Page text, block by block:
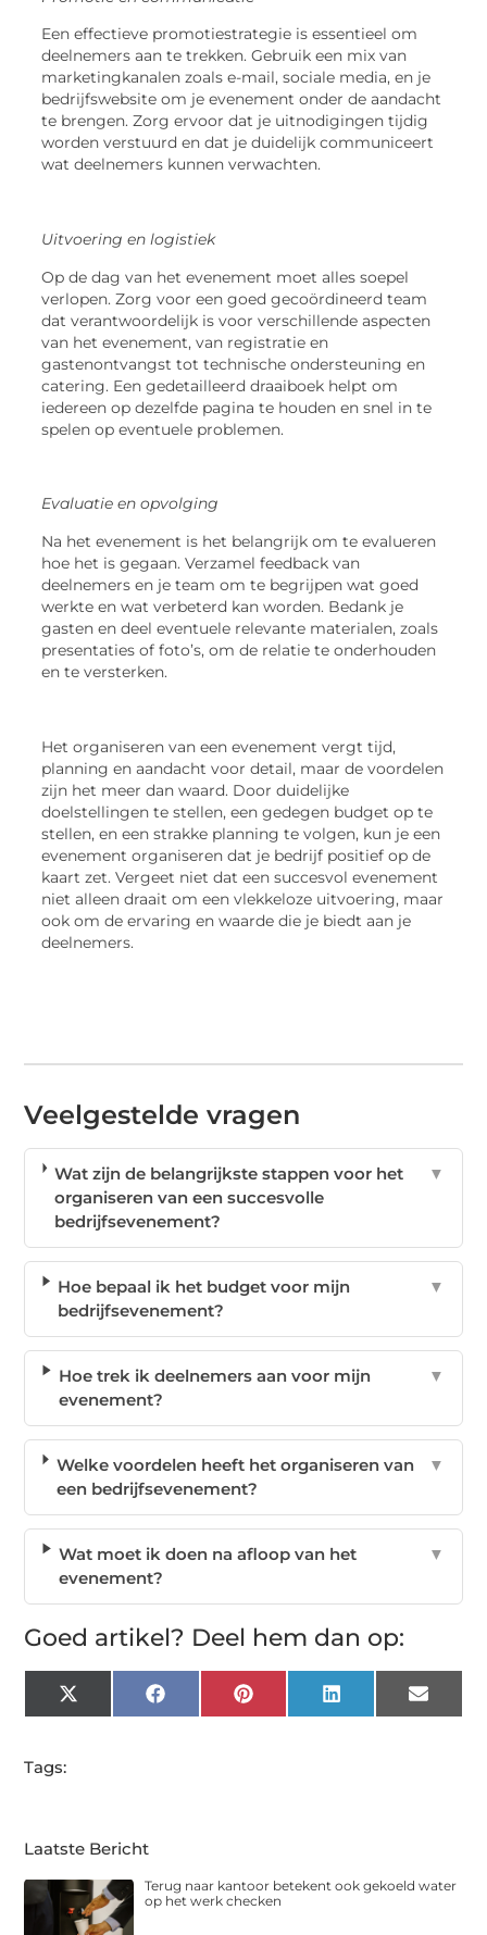
Een effectieve promotiestrategie is essentieel om
deelnemers aan te trekken. Gebruik een mix van
marketingkanalen zoals e-mail, sociale media, en je
bedrijfswebsite om je evenement onder de aandacht
te brengen. Zorg ervoor dat je uitnodigingen tijdig
worden verstuurd en dat je duidelijk communiceert
wat deelnemers kunnen verwachten.
Uitvoering en logistiek
Op de dag van het evenement moet alles soepel
verlopen. Zorg voor een goed gecoördineerd team
dat verantwoordelijk is voor verschillende aspecten
van het evenement, van registratie en
gastenontvangst tot technische ondersteuning en
catering. Een gedetailleerd draaiboek helpt om
iedereen op dezelfde pagina te houden en snel in te
spelen op eventuele problemen.
Evaluatie en opvolging
Na het evenement is het belangrijk om te evalueren
hoe het is gegaan. Verzamel feedback van
deelnemers en je team om te begrijpen wat goed
werkte en wat verbeterd kan worden. Bedank je
gasten en deel eventuele relevante materialen, zoals
presentaties of foto’s, om de relatie te onderhouden
en te versterken.
Het organiseren van een evenement vergt tijd,
planning en aandacht voor detail, maar de voordelen
zijn het meer dan waard. Door duidelijke
doelstellingen te stellen, een gedegen budget op te
stellen, en een strakke planning te volgen, kun je een
evenement organiseren dat je bedrijf positief op de
kaart zet. Vergeet niet dat een succesvol evenement
niet alleen draait om een vlekkeloze uitvoering, maar
ook om de ervaring en waarde die je biedt aan je
deelnemers.
Veelgestelde vragen
Wat zijn de belangrijkste stappen voor het
organiseren van een succesvolle
bedrijfsevenement?
▼
Hoe bepaal ik het budget voor mijn
bedrijfsevenement?
▼
Hoe trek ik deelnemers aan voor mijn
evenement?
▼
Welke voordelen heeft het organiseren van
een bedrijfsevenement?
▼
Wat moet ik doen na afloop van het
evenement?
▼
Goed artikel? Deel hem dan op:
X
(Twitter)
FacebookPinterest LinkedIn Email
Tags:
Laatste Bericht
Terug naar kantoor betekent ook gekoeld water
op het werk checken